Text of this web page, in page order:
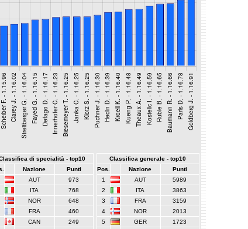
di specialità - top10
Nazione
Punti
AUT
973
ITA
768
NOR
648
FRA
460
CAN 249
Classifica generale - top10
Pos.
Nazione
Punti
1
AUT
5989
2
ITA
3863
3
FRA
3159
4
NOR
2013
5
GER 1723